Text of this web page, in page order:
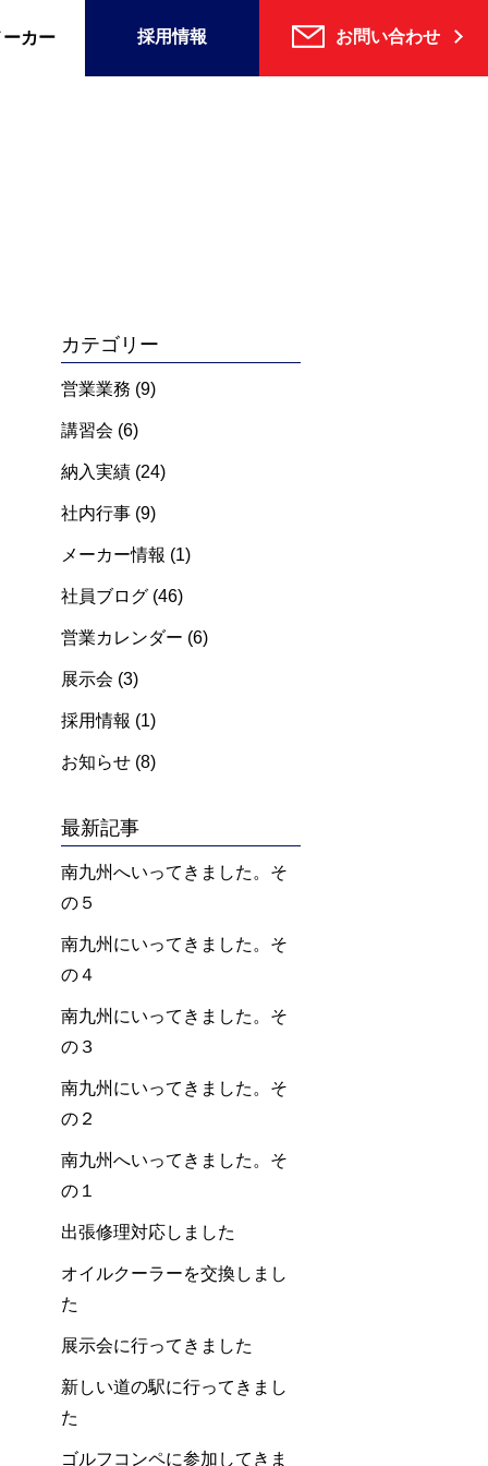
カー 採用情報 お問い合わせ
カテゴリー
営業業務 (9)
講習会 (6)
納入実績 (24)
社内行事 (9)
メーカー情報 (1)
社員ブログ (46)
営業カレンダー (6)
展示会 (3)
採用情報 (1)
お知らせ (8)
最新記事
南九州へいってきました。そ
の５
南九州にいってきました。そ
の４
南九州にいってきました。そ
の３
南九州にいってきました。そ
の２
南九州へいってきました。そ
の１
出張修理対応しました
オイルクーラーを交換しまし
た
展示会に行ってきました
新しい道の駅に行ってきまし
た
ゴルフコンペに参加してきま